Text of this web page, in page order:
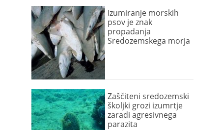
Izumiranje morskih
psov je znak
propadanja
Sredozemskega morja
Zaščiteni sredozemski
školjki grozi izumrtje
zaradi agresivnega
parazita